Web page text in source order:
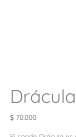
Drácula
$ 70.000